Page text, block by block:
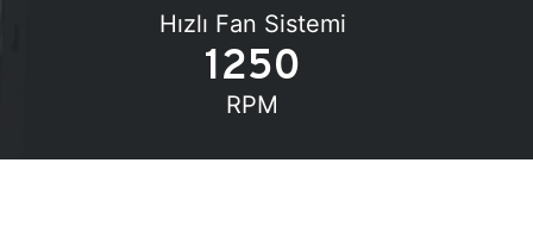
Hızlı Fan Sistemi
1250
RPM